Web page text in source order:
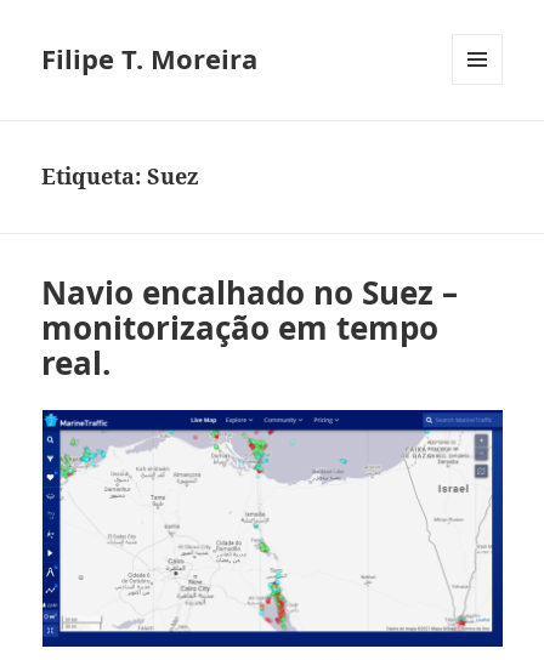
Filipe T. Moreira
Etiqueta:Suez
Navio encalhado no Suez –
monitorização em tempo
real.